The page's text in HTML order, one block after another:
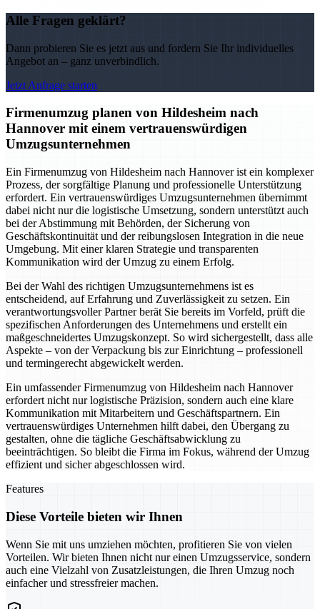
Alle Fragen geklärt?
Dann probieren Sie es jetzt aus und fordern Sie Ihr individuelles
Angebot an – ganz unverbindlich.
Jetzt Anfrage starten
Firmenumzug planen von Hildesheim nach
Hannover mit einem vertrauenswürdigen
Umzugsunternehmen
Ein Firmenumzug von Hildesheim nach Hannover ist ein komplexer
Prozess, der sorgfältige Planung und professionelle Unterstützung
erfordert. Ein vertrauenswürdiges Umzugsunternehmen übernimmt
dabei nicht nur die logistische Umsetzung, sondern unterstützt auch
bei der Abstimmung mit Behörden, der Sicherung von
Geschäftskontinuität und der reibungslosen Integration in die neue
Umgebung. Mit einer klaren Strategie und transparenten
Kommunikation wird der Umzug zu einem Erfolg.
Bei der Wahl des richtigen Umzugsunternehmens ist es
entscheidend, auf Erfahrung und Zuverlässigkeit zu setzen. Ein
verantwortungsvoller Partner berät Sie bereits im Vorfeld, prüft die
spezifischen Anforderungen des Unternehmens und erstellt ein
maßgeschneidertes Umzugskonzept. So wird sichergestellt, dass alle
Aspekte – von der Verpackung bis zur Einrichtung – professionell
und termingerecht abgewickelt werden.
Ein umfassender Firmenumzug von Hildesheim nach Hannover
erfordert nicht nur logistische Präzision, sondern auch eine klare
Kommunikation mit Mitarbeitern und Geschäftspartnern. Ein
vertrauenswürdiges Unternehmen hilft dabei, den Übergang zu
gestalten, ohne die tägliche Geschäftsabwicklung zu
beeinträchtigen. So bleibt die Firma im Fokus, während der Umzug
effizient und sicher abgeschlossen wird.
Features
Diese Vorteile bieten wir Ihnen
Wenn Sie mit uns umziehen möchten, profitieren Sie von vielen
Vorteilen. Wir bieten Ihnen nicht nur einen Umzugsservice, sondern
auch eine Vielzahl von Zusatzleistungen, die Ihren Umzug noch
einfacher und stressfreier machen.